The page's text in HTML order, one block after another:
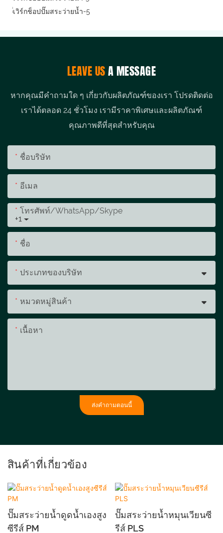
LEAVE USA MESSAGE
หากคุณมีคำถามใด ๆ เกี่ยวกับผลิตภัณฑ์ของเรา โปรดติดต่อ
เราได้ตลอด 24 ชั่วโมง เรามีราคาพิเศษและผลิตภัณฑ์
คุณภาพดีที่สุดสำหรับคุณ
ชื่อบริษัท
อีเมล
+1
โทรศัพท์/WhatsApp/Skype
ชื่อ
ประเภทของบริษัท
หมวดหมู่สินค้า
เนื้อหา
ส่งคำถามตอนนี้
สินค้าที่เกี่ยวข้อง
ปั๊มสระว่ายน้ำดูดน้ำเองสูง
ซีรีส์ PM
ปั๊มสระว่ายน้ำหมุนเวียนซี
รีส์ PLS